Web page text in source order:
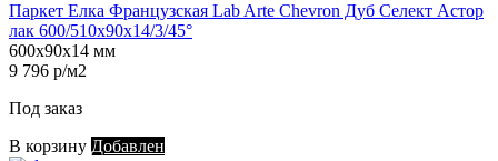
Паркет Елка Французская Lab Arte Chevron Дуб Селект Астор
лак 600/510х90х14/3/45°
600х90х14 мм
9 796 р/м2
Под заказ
В корзину Добавлен